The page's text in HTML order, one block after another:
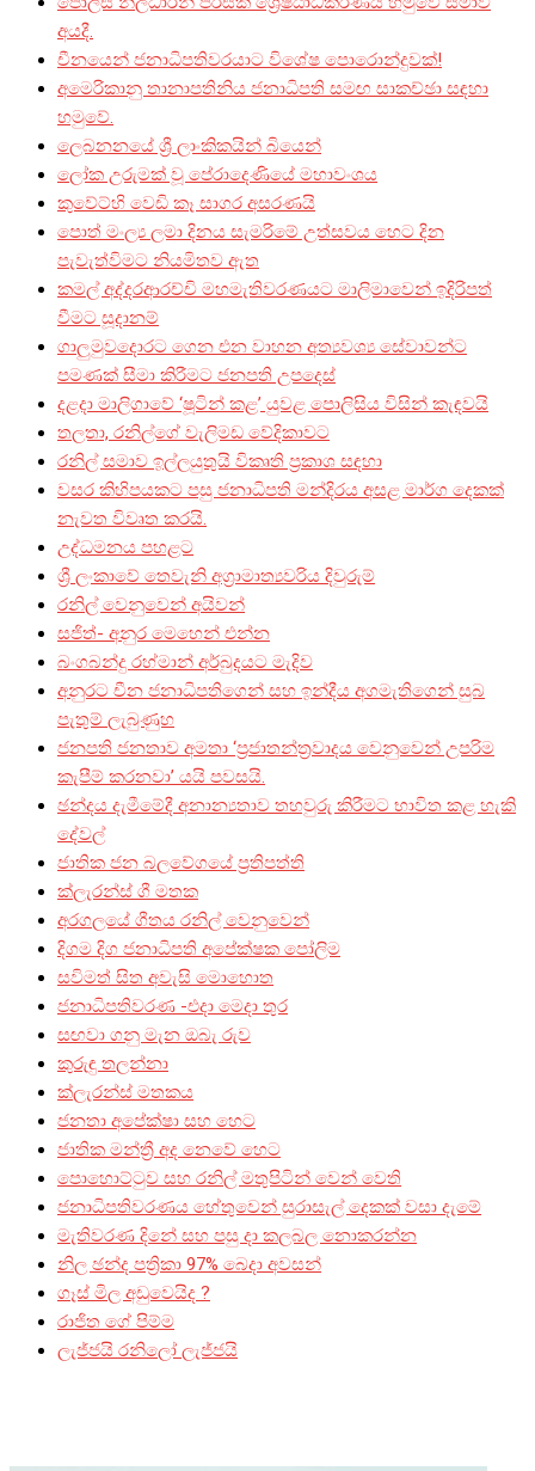
අයදී.
චීනයෙන් ජනාධිපතිවරයාට විශේෂ පොරොන්දුවක්!
අමෙරිකානු තානාපතිනිය ජනාධිපති සමඟ සාකච්ඡා සඳහා
හමුවේ.
ලෙබනනයේ ශ්‍රී ලාංකිකයින් බියෙන්
ලෝක උරුමක් වූ පේරාදෙණියේ මහාවංශය
කුවේට්හි වෙඩි කෑ සාගර අසරණයි
පොත් මංල්‍ය ලමා දිනය සැමරිමේ උත්සවය හෙට දින
පැවැත්විමට නියමිතව ඇත
කමල් අද්දරආරච්චි මහමැතිවරණයට මාලිමාවෙන් ඉදිරිපත්
වීමට සූදානම්
ගාලුමුවදොරට ගෙන එන වාහන අත්‍යවශ්‍ය සේවාවන්ට
පමණක් සීමා කිරීමට ජනපති උපදෙස්
දළදා මාලිගාවේ ‘ෂූටින් කළ’ යුවළ පොලිසිය විසින් කැඳවයි
තලතා, රනිල්ගේ වැලිමඩ වේදිකාවට
රනිල් සමාව ඉල්ලයුතුයි විකෘති ප්‍රකාශ සඳහා
වසර කිහිපයකට පසු ජනාධිපති මන්දිරය අසළ මාර්ග දෙකක්
නැවත විවෘත කරයි.
උද්ධමනය පහළට
ශ්‍රී ලංකාවේ තෙවැනි අග්‍රාමාත්‍යවරිය දිවුරුම්
රනිල් වෙනුවෙන් අයිවන්
සජිත්- අනුර මෙහෙන් එන්න
බංගබන්දු රහ්මාන් අර්බුදයට මැදිව
අනුරට චීන ජනාධිපතිගෙන් සහ ඉන්දීය අගමැතිගෙන් සුබ
පැතුම් ලැබුණුහ
ජනපති ජනතාව අමතා ‘ප්‍රජාතන්ත්‍රවාදය වෙනුවෙන් උපරිම
කැපීම් කරනවා’ යයි පවසයි.
ඡන්දය දැමීමේදී අනාන්‍යතාව තහවුරු කිරීමට භාවිත කළ හැකි
දේවල්
ජාතික ජන බලවේගයේ ප්‍රතිපත්ති
ක්ලැරන්ස් ගී මතක
අරගලයේ ගීතය රනිල් වෙනුවෙන්
දිගම දිග ජනාධිපති අපේක්ෂක පෝලිම
සවිමත් සිත අවැසි මොහොත
ජනාධිපතිවරණ -එදා මෙදා තුර
සඟවා ගනු මැන ඔබැ රුව
කුරුඳු තලන්නා
ක්ලැරන්ස් මතකය
ජනතා අපේක්ෂා සහ හෙට
ජාතික මන්ත්‍රී අද නෙවේ හෙට
පොහොට්ටුව සහ රනිල් මතුපිටින් වෙන් වෙති
ජනාධිපතිවරණය හේතුවෙන් සුරාසැල් දෙකක් වසා දැමේ
මැතිවරණ දිනේ සහ පසු දා කලබල නොකරන්න
නිල ඡන්ද පත්‍රිකා 97% බෙදා අවසන්
ගෑස් මිල අඩුවෙයිද ?
රාජිත ගේ පිම්ම
ලැජ්ජයි රනිලෝ ලැජ්ජයි